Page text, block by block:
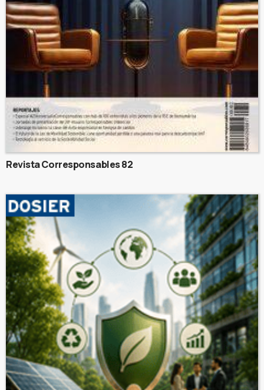
Revista Corresponsables 82